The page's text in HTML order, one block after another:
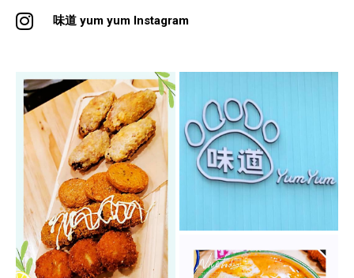
味道 yum yum Instagram